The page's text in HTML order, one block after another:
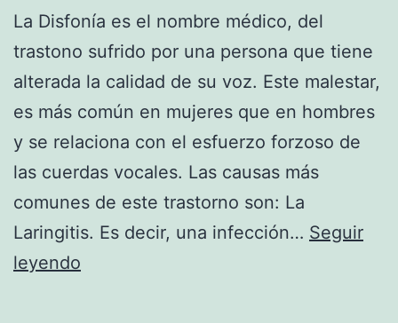
La Disfonía es el nombre médico, del
trastono sufrido por una persona que tiene
alterada la calidad de su voz. Este malestar,
es más común en mujeres que en hombres
y se relaciona con el esfuerzo forzoso de
las cuerdas vocales. Las causas más
comunes de este trastorno son: La
Laringitis. Es decir, una infección… Seguir
leyendo